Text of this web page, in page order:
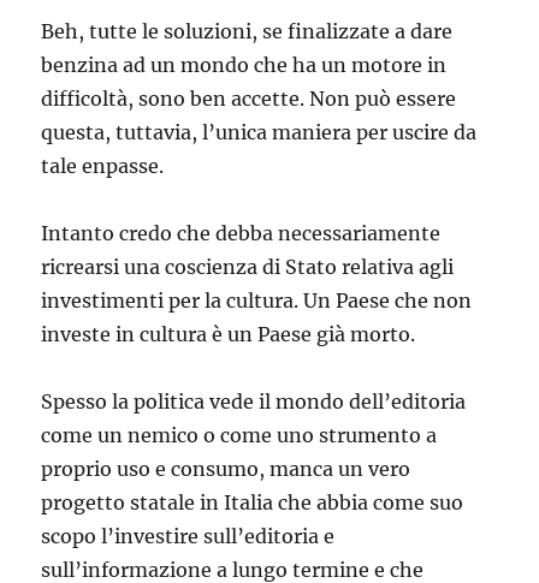
Beh, tutte le soluzioni, se finalizzate a dare
benzina ad un mondo che ha un motore in
difficoltà, sono ben accette. Non può essere
questa, tuttavia, l’unica maniera per uscire da
tale enpasse.
Intanto credo che debba necessariamente
ricrearsi una coscienza di Stato relativa agli
investimenti per la cultura. Un Paese che non
investe in cultura è un Paese già morto.
Spesso la politica vede il mondo dell’editoria
come un nemico o come uno strumento a
proprio uso e consumo, manca un vero
progetto statale in Italia che abbia come suo
scopo l’investire sull’editoria e
sull’informazione a lungo termine e che